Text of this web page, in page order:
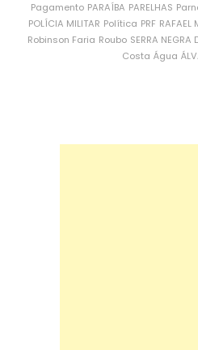
Pagamento PARAÍBA PARELHAS
POLÍCIA MILITAR Política PRF RAFAEL
Robinson Faria Roubo SERRA NEGRA
Costa Água